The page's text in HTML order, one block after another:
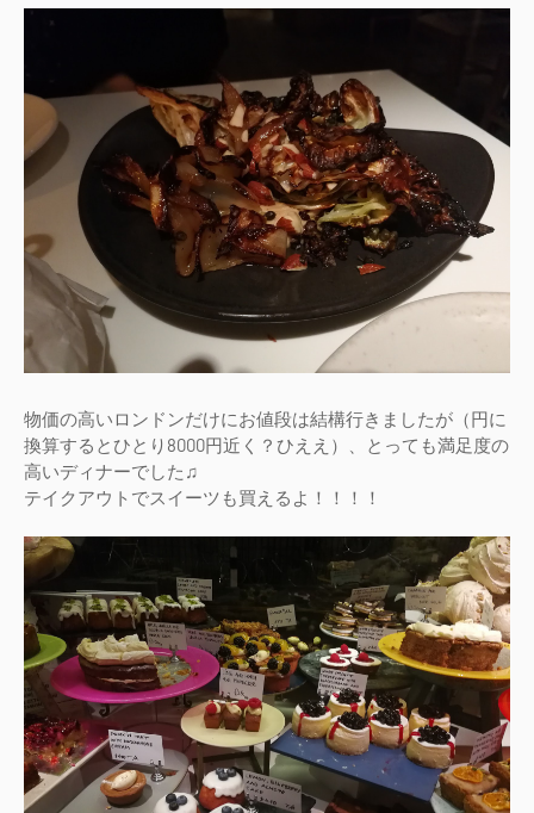
物価の高いロンドンだけにお値段は結構行きましたが（円に
換算するとひとり8000円近く？ひええ）、とっても満足度の
高いディナーでした♫
テイクアウトでスイーツも買えるよ！！！！